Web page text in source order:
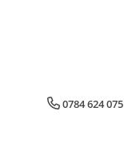
0784 624 075